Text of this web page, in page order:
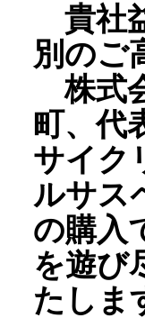
貴社
別のご
株式
町、代
サイク
ルサス
の購入
を遊び
たしま